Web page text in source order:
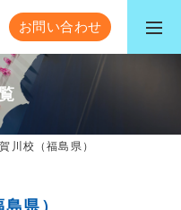
お問い合わせ
川校（福島県）
県）